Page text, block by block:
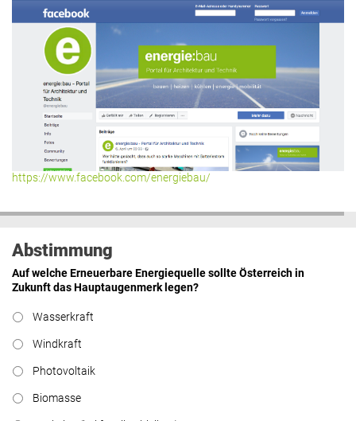
https://www.facebook.com/energiebau/
Abstimmung
Auf welche Erneuerbare Energiequelle sollte Österreich in
Zukunft das Hauptaugenmerk legen?
Wasserkraft
Windkraft
Photovoltaik
Biomasse